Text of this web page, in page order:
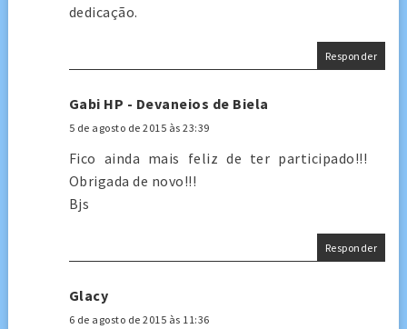
dedicação.
Responder
Gabi HP - Devaneios de Biela
5 de agosto de 2015 às 23:39
Fico ainda mais feliz de ter participado!!!
Obrigada de novo!!!
Bjs
Responder
Glacy
6 de agosto de 2015 às 11:36